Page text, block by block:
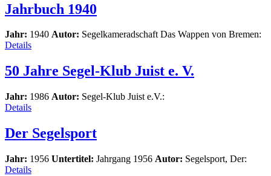
Jahrbuch 1940
Jahr: 1940 Autor: Segelkameradschaft Das Wappen von Bremen:
Details
50 Jahre Segel-Klub Juist e. V.
Jahr: 1986 Autor: Segel-Klub Juist e.V.:
Details
Der Segelsport
Jahr: 1956 Untertitel: Jahrgang 1956 Autor: Segelsport, Der:
Details